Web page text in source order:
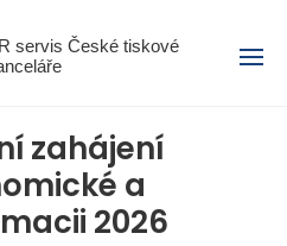
servis České tiskové
Menu
zahájení
a
2026